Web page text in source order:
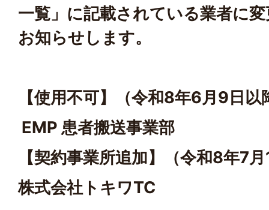
一覧」に記載されている業者に
お知らせします。
【使用不可】（令和8年6月9日以
EMP 患者搬送事業部
【契約事業所追加】（令和8年7
株式会社トキワTC